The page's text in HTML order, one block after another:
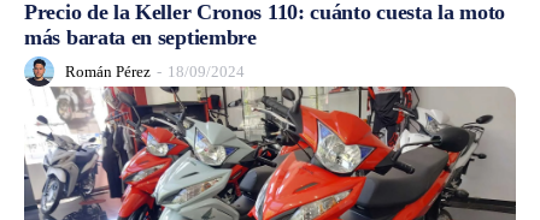
Precio de la Keller Cronos 110: cuánto cuesta la moto
más barata en septiembre
Román Pérez - 18/09/2024